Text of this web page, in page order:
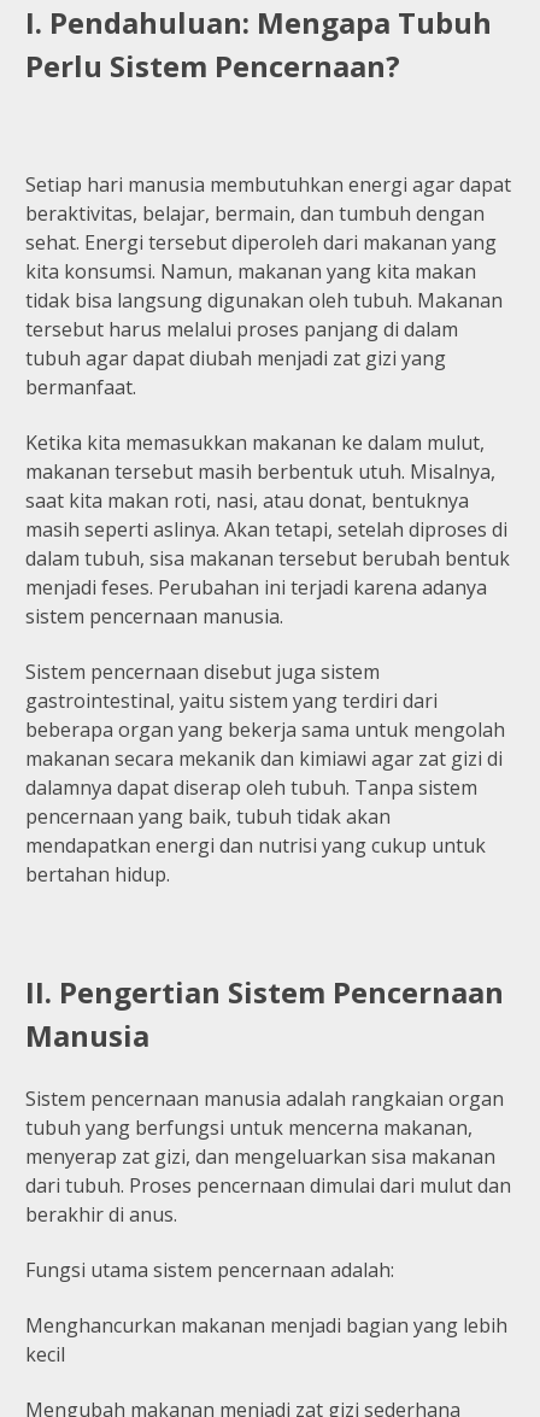
I. Pendahuluan: Mengapa Tubuh
Perlu Sistem Pencernaan?
Setiap hari manusia membutuhkan energi agar dapat
beraktivitas, belajar, bermain, dan tumbuh dengan
sehat. Energi tersebut diperoleh dari makanan yang
kita konsumsi. Namun, makanan yang kita makan
tidak bisa langsung digunakan oleh tubuh. Makanan
tersebut harus melalui proses panjang di dalam
tubuh agar dapat diubah menjadi zat gizi yang
bermanfaat.
Ketika kita memasukkan makanan ke dalam mulut,
makanan tersebut masih berbentuk utuh. Misalnya,
saat kita makan roti, nasi, atau donat, bentuknya
masih seperti aslinya. Akan tetapi, setelah diproses di
dalam tubuh, sisa makanan tersebut berubah bentuk
menjadi feses. Perubahan ini terjadi karena adanya
sistem pencernaan manusia.
Sistem pencernaan disebut juga sistem
gastrointestinal, yaitu sistem yang terdiri dari
beberapa organ yang bekerja sama untuk mengolah
makanan secara mekanik dan kimiawi agar zat gizi di
dalamnya dapat diserap oleh tubuh. Tanpa sistem
pencernaan yang baik, tubuh tidak akan
mendapatkan energi dan nutrisi yang cukup untuk
bertahan hidup.
II. Pengertian Sistem Pencernaan
Manusia
Sistem pencernaan manusia adalah rangkaian organ
tubuh yang berfungsi untuk mencerna makanan,
menyerap zat gizi, dan mengeluarkan sisa makanan
dari tubuh. Proses pencernaan dimulai dari mulut dan
berakhir di anus.
Fungsi utama sistem pencernaan adalah:
Menghancurkan makanan menjadi bagian yang lebih
kecil
Mengubah makanan menjadi zat gizi sederhana